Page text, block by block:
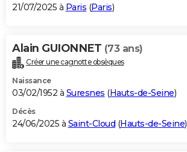
21/07/2025 à Paris (Paris)
Alain GUIONNET (73 ans)
Créer une cagnotte obsèques
Naissance
03/02/1952 à Suresnes (Hauts-de-Seine)
Décès
24/06/2025 à Saint-Cloud (Hauts-de-Seine)